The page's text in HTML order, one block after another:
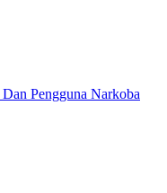
Pengguna Narkoba